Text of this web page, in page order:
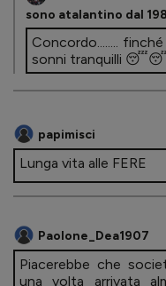
sono atalantino dal
Concordo........
sonni tranquilli
papimisci
Lunga vita alle FERE
Paolone_Dea1907
Piacerebbe che
una volta arrivata